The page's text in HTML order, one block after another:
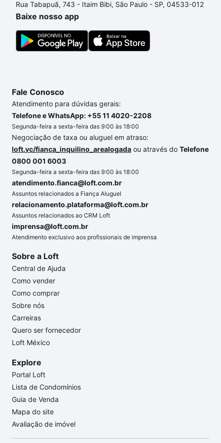
um apartamento
e conte com a gente para comprar
o imóvel dos seus sonhos com segurança e
conforto. Loft, com você até as chaves.
Rua Tabapuã, 743 - Itaim Bibi, São Paulo - SP, 04533-012
Baixe nosso app
Fale Conosco
Atendimento para dúvidas gerais:
Telefone e WhatsApp: +55 11 4020-2208
Segunda-feira a sexta-feira das 9:00 às 18:00
Negociação de taxa ou aluguel em atraso:
loft.vc/fianca_inquilino_arealogada ou através do Telefone
0800 001 6003
Segunda-feira a sexta-feira das 9:00 às 18:00
atendimento.fianca@loft.com.br
Assuntos relacionados a Fiança Aluguel
relacionamento.plataforma@loft.com.br
Assuntos relacionados ao CRM Loft
imprensa@loft.com.br
Atendimento exclusivo aos profissionais de imprensa
Sobre a Loft
Central de Ajuda
Como vender
Como comprar
Sobre nós
Carreiras
Quero ser fornecedor
Loft México
Explore
Portal Loft
Lista de Condomínios
Guia de Venda
Mapa do site
Avaliação de imóvel